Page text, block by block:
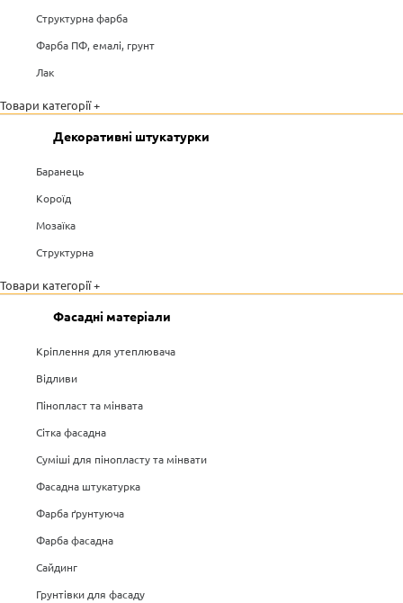
Структурна фарба
Фарба ПФ, емалі, грунт
Лак
Товари категорії +
Декоративні штукатурки
Баранець
Короїд
Мозаїка
Структурна
Товари категорії +
Фасадні матеріали
Кріплення для утеплювача
Відливи
Пінопласт та мінвата
Сітка фасадна
Суміші для пінопласту та мінвати
Фасадна штукатурка
Фарба ґрунтуюча
Фарба фасадна
Сайдинг
Грунтівки для фасаду